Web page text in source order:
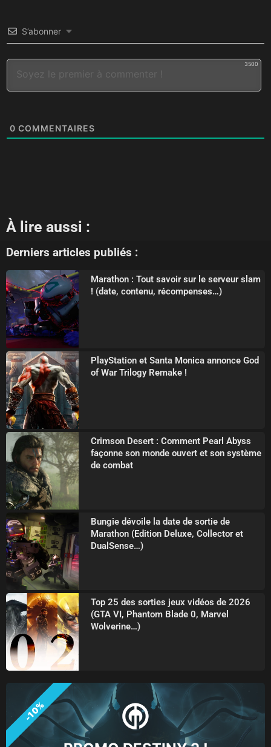
S’abonner
3500
0 COMMENTAIRES
À lire aussi :
Derniers articles publiés :
Marathon : Tout savoir sur le serveur slam
! (date, contenu, récompenses…)
PlayStation et Santa Monica annonce God
of War Trilogy Remake !
Crimson Desert : Comment Pearl Abyss
façonne son monde ouvert et son système
de combat
Bungie dévoile la date de sortie de
Marathon (Edition Deluxe, Collector et
DualSense…)
Top 25 des sorties jeux vidéos de 2026
(GTA VI, Phantom Blade 0, Marvel
Wolverine…)
-10%